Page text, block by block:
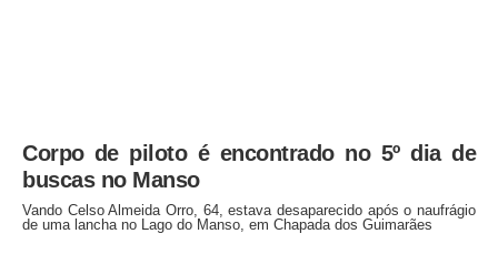
Corpo de piloto é encontrado no 5º dia de
buscas no Manso
Vando Celso Almeida Orro, 64, estava desaparecido após o naufrágio
de uma lancha no Lago do Manso, em Chapada dos Guimarães